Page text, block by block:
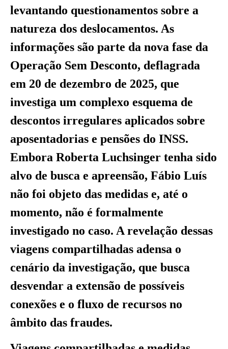
levantando questionamentos sobre a
natureza dos deslocamentos. As
informações são parte da nova fase da
Operação Sem Desconto, deflagrada
em 20 de dezembro de 2025, que
investiga um complexo esquema de
descontos irregulares aplicados sobre
aposentadorias e pensões do INSS.
Embora Roberta Luchsinger tenha sido
alvo de busca e apreensão, Fábio Luís
não foi objeto das medidas e, até o
momento, não é formalmente
investigado no caso. A revelação dessas
viagens compartilhadas adensa o
cenário da investigação, que busca
desvendar a extensão de possíveis
conexões e o fluxo de recursos no
âmbito das fraudes.